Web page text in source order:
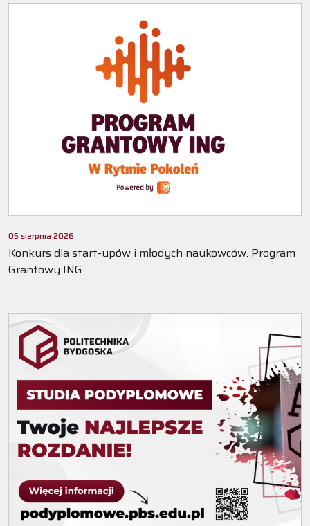
05 sierpnia 2026
Konkurs dla start-upów i młodych naukowców. Program
Grantowy ING